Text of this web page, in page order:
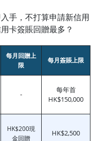
手，不打算申請新信用
卡簽賬回贈最多？
每月回贈上
限
每月簽賬上限
-
每年首
HK$150,000
HK$200現
金回贈
HK$2,500